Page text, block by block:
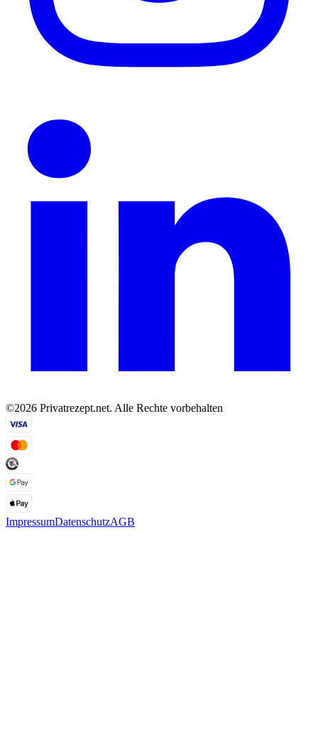
©2026 Privatrezept.net. Alle Rechte vorbehalten
ImpressumDatenschutzAGB